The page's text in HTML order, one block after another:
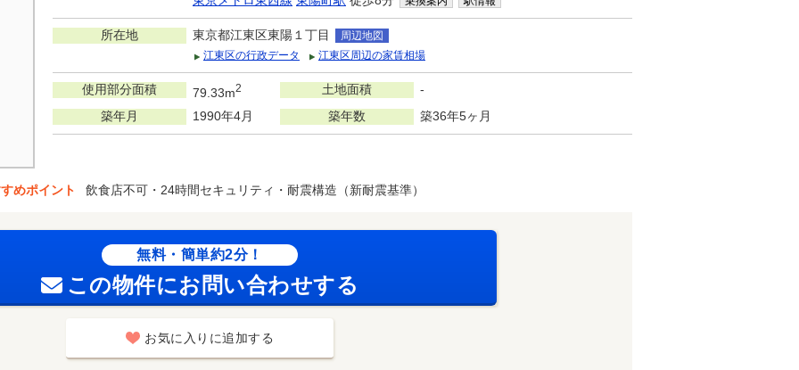
所在地 東京都江東区東陽１丁目
周辺地図
江東区の行政データ
江東区周辺の家賃相場
使用部分面積 79.33m2 土地面積
-
築年月
1990年4月 築年数 築36年5ヶ月
めポイント 飲食店不可・24時間セキュリティ・耐震構造（新耐震基準）
無料・簡単約2分！
この物件にお問い合わせする
お気に入りに追加する